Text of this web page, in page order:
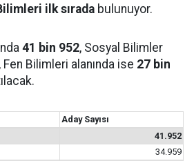
ilk sırada bulunuyor.
41 bin 952, Sosyal Bilimler
, Fen Bilimleri alanında ise 27 bin
Aday Sayısı
41.952
34.959